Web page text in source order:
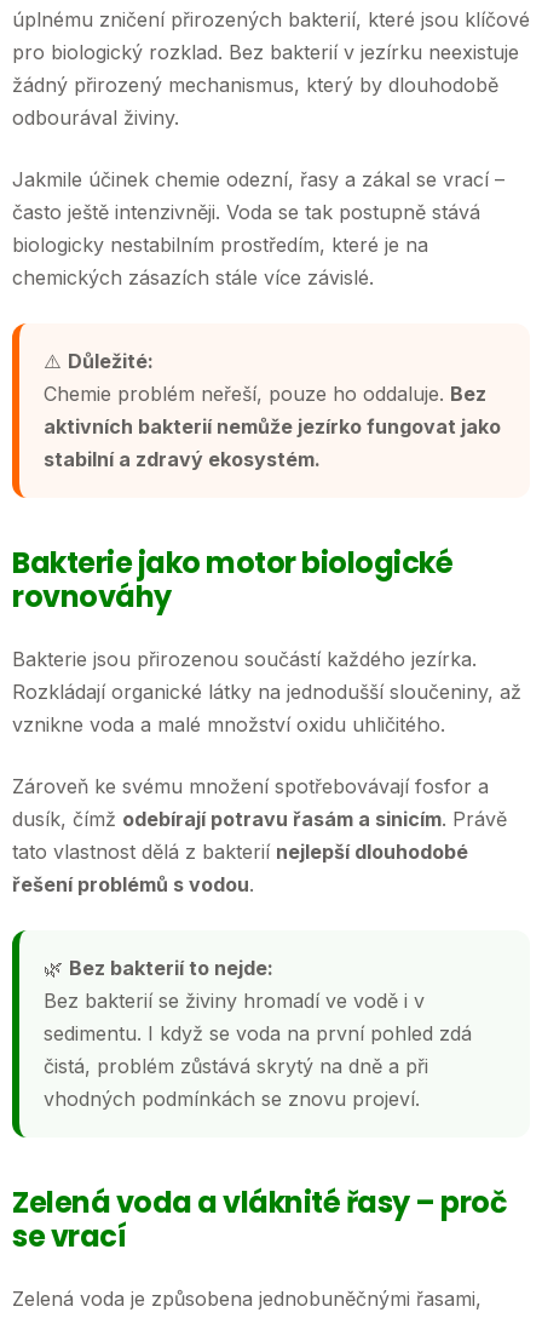
úplnému zničení přirozených bakterií, které jsou klíčové
pro biologický rozklad. Bez bakterií v jezírku neexistuje
žádný přirozený mechanismus, který by dlouhodobě
odbourával živiny.
Jakmile účinek chemie odezní, řasy a zákal se vrací –
často ještě intenzivněji. Voda se tak postupně stává
biologicky nestabilním prostředím, které je na
chemických zásazích stále více závislé.
⚠️ Důležité:
Chemie problém neřeší, pouze ho oddaluje. Bez
aktivních bakterií nemůže jezírko fungovat jako
stabilní a zdravý ekosystém.
Bakterie jako motor biologické
rovnováhy
Bakterie jsou přirozenou součástí každého jezírka.
Rozkládají organické látky na jednodušší sloučeniny, až
vznikne voda a malé množství oxidu uhličitého.
Zároveň ke svému množení spotřebovávají fosfor a
dusík, čímž odebírají potravu řasám a sinicím. Právě
tato vlastnost dělá z bakterií nejlepší dlouhodobé
řešení problémů s vodou.
🌿 Bez bakterií to nejde:
Bez bakterií se živiny hromadí ve vodě i v
sedimentu. I když se voda na první pohled zdá
čistá, problém zůstává skrytý na dně a při
vhodných podmínkách se znovu projeví.
Zelená voda a vláknité řasy – proč
se vrací
Zelená voda je způsobena jednobuněčnými řasami,